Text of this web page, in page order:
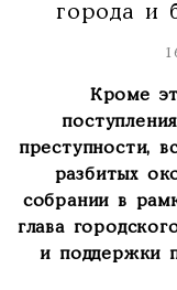
города и
Кроме
преступности,
разбитых
собрании в
глава
и поддержки